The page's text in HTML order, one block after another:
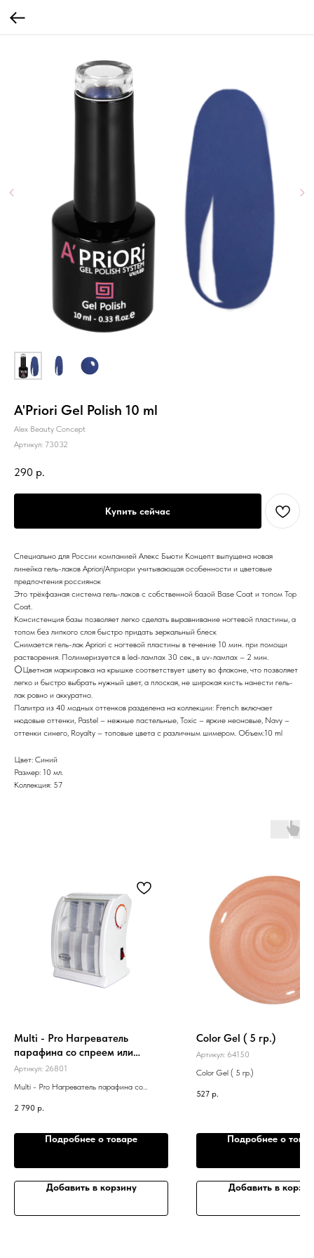
A'Priori Gel Polish 10 ml
Alex Beauty Concept
Артикул: 73032
290 р.
Купить сейчас
Специально для России компанией Алекс Бьюти Концепт выпущена новая
линейка гель-лаков Apriori/Априори учитывающая особенности и цветовые
предпочтения россиянок
Это трёхфазная система гель-лаков c собственной базой Base Coat и топом Top
Coat.
Консистенция базы позволяет легко сделать выравнивание ногтевой пластины, а
топом без липкого слоя быстро придать зеркальный блеск
Снимается гель-лак Apriori с ногтевой пластины в течение 10 мин. при помощи
растворения. Полимеризуется в led-лампах 30 сек., в uv-лампах – 2 мин.
⚪️Цветная маркировка на крышке соответствует цвету во флаконе, что позволяет
легко и быстро выбрать нужный цвет, а плоская, не широкая кисть нанести гель-
лак ровно и аккуратно.
Палитра из 40 модных оттенков разделена на коллекции: French включает
нюдовые оттенки, Pastel – нежные пастельные, Toxic – яркие неоновые, Navy –
оттенки синего, Royalty – топовые цвета с различным шимером. Объем:10 ml
Цвет: Синий
Размер: 10 мл.
Коллекция: 57
Multi - Pro Нагреватель
парафина со спреем или
картриджа с воском на 3
Артикул: 26801
Multi - Pro Нагреватель парафина со
предмета
2 790 р.
Подробнее о товаре
Добавить в корзину
Color Gel ( 5 гр.)
Артикул: 64150
Color Gel ( 5 гр.)
527 р.
Подробнее о
Добавить в